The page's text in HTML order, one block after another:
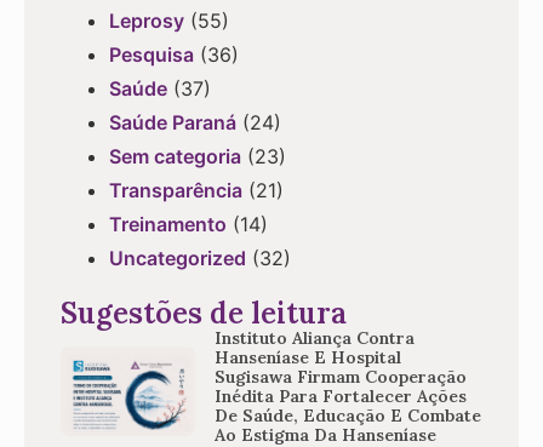
Leprosy (55)
Pesquisa (36)
Saúde (37)
Saúde Paraná (24)
Sem categoria (23)
Transparência (21)
Treinamento (14)
Uncategorized (32)
Sugestões de leitura
Instituto Aliança Contra
Hanseníase E Hospital
Sugisawa Firmam Cooperação
Inédita Para Fortalecer Ações
De Saúde, Educação E Combate
Ao Estigma Da Hanseníase